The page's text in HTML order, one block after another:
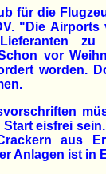
für die
"Die
zu
vor
worden.
eisfrei
aus
Anlagen ist in